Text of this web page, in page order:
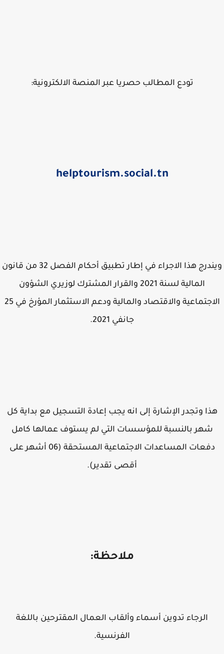
تودع المطالب حصريا عبر المنصة الالكترونية:
helptourism.social.tn
ويندرج هذا الاجراء في إطار تطبيق أحكام الفصل 32 من قانون
المالية لسنة 2021 والقرار المشترك لوزيري الشؤون
الاجتماعية والاقتصاد والمالية ودعم الاستثمار المؤرخ في 25
جانفي 2021.
وتجدر الإشارة إلى انه يجب إعادة التسجيل مع بداية كل
شهر بالنسبة للمؤسسات التي لم يستوف عمالها كامل
دفعات المساعدات الاجتماعية المستحقة (06 أشهر على
أقصى تقدير).
ملاحظة:
الرجاء تدوين أسماء وألقاب العمال المقترحين باللغة
الفرنسية.